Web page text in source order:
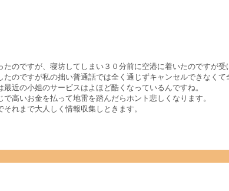
のですが、寝坊してしまい３０分前に空港に着いたのですが
のですが私の拙い普通話では全く通じずキャンセルできなくて
近の小姐のサービスはよほど酷くなっているんですね。
高いお金を払って地雷を踏んだらホント悲しくなります。
れまで大人しく情報収集しときます。